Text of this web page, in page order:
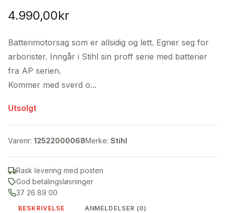
4.990,00kr
Batterimotorsag som er allsidig og lett. Egner seg for
arborister. Inngår i Stihl sin proff serie med batterier
fra AP serien.
Kommer med sverd o...
Utsolgt
Varenr: 12522000068Merke: Stihl
Rask levering med posten
God betalingsløsninger
37 26 89 00
BESKRIVELSE ANMELDELSER (0)